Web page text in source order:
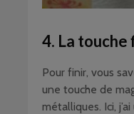
4. La touche
Pour finir, vous
une touche de
métalliques. Ici,